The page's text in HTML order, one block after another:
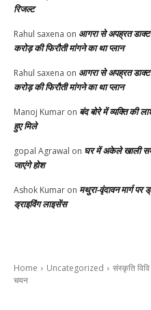
रिजल्ट
Rahul saxena on आगरा से अपह्रत
करोड़ की फिरौती मांगने का था प्लान
Rahul saxena on आगरा से अपह्रत
करोड़ की फिरौती मांगने का था प्लान
Manoj Kumar on बंद बोरे में व्यक्ति की
हुए मिले
gopal Agrawal on घर में अकेले खाली
जाएंगे होश
Ashok Kumar on मथुरा-वृंदावन मार्ग
ड्राइविंग लाइसेंस